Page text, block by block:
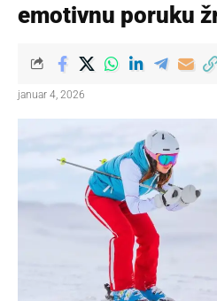
emotivnu poruku
januar 4, 2026